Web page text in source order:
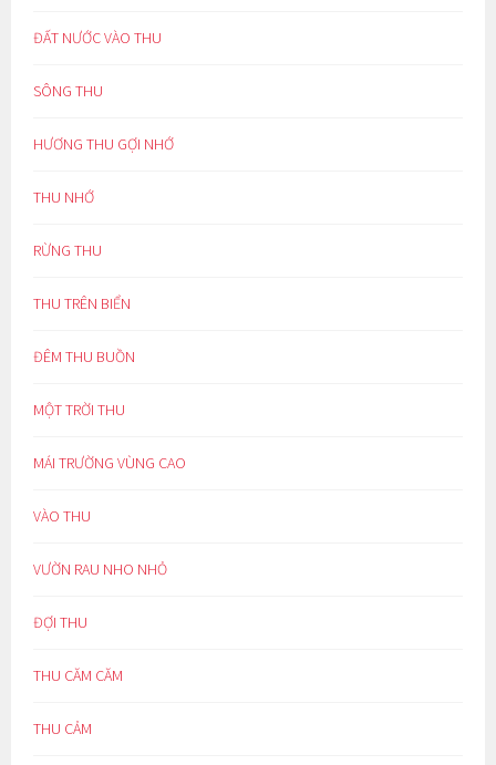
ĐẤT NƯỚC VÀO THU
SÔNG THU
HƯƠNG THU GỢI NHỚ
THU NHỚ
RỪNG THU
THU TRÊN BIỂN
ĐÊM THU BUỒN
MỘT TRỜI THU
MÁI TRƯỜNG VÙNG CAO
VÀO THU
VƯỜN RAU NHO NHỎ
ĐỢI THU
THU CĂM CĂM
THU CẢM